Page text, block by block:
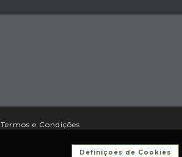
Termos e Condições
Definiçoes de Cookies